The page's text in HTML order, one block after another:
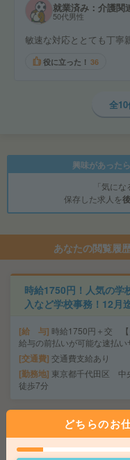
就業済み：介護関
50代男性
敏速な対応ととても丁寧
役に立った！ 36
全
興味があった
「気に
保存した求人を
あなたの閲覧履
時給1750円！人気の学
入など学校事務！12月
給 与 時給1750円＋交
給与の前払いが可能な速払い
交通費 交通費支給あり
勤務地 東京都千代田区 中
徒歩7分
【オープニング募集】
仕事の1つ[派遣]
どちらのお